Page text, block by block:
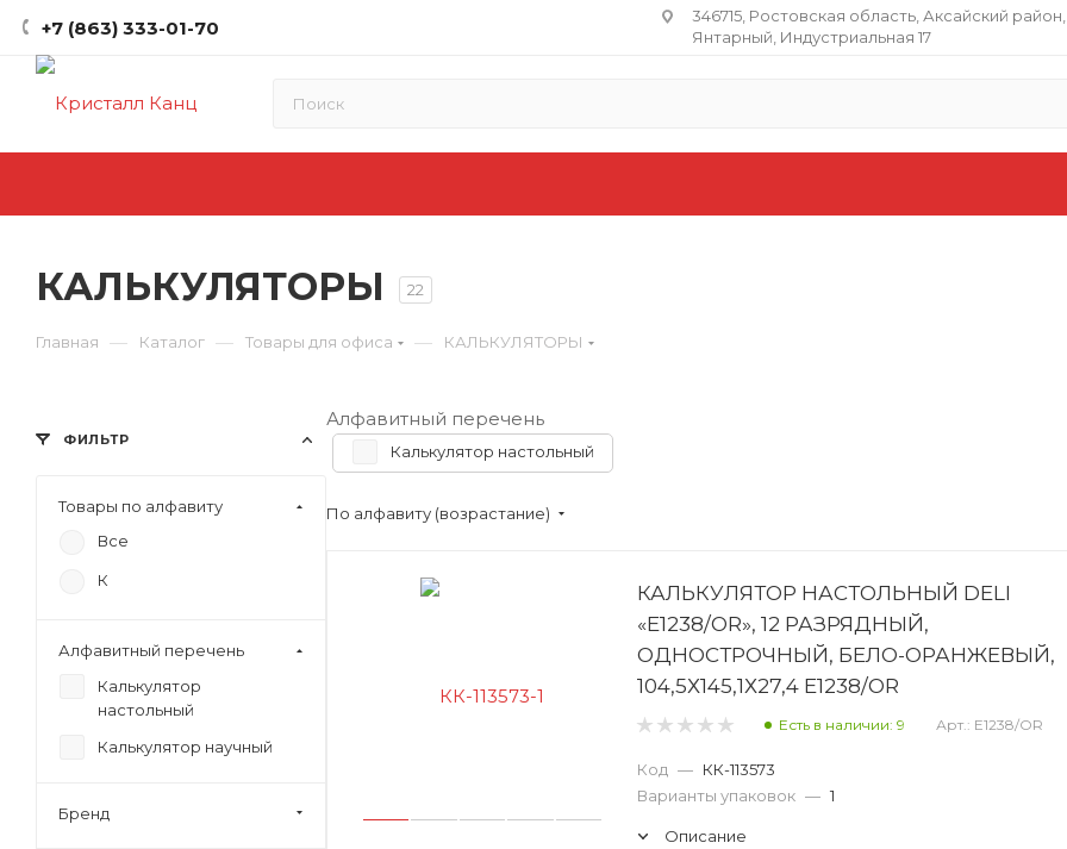
+7 (863) 333-01-70
346715, Ростовская область​, Аксайский
Янтарный, Индустриальная 17
КАЛЬКУЛЯТОРЫ 22
Главная — Каталог — Товары для офиса — КАЛЬКУЛЯТОРЫ
Алфавитный перечень
Калькулятор настольный
По алфавиту (возрастание)
КАЛЬКУЛЯТОР НАСТОЛЬНЫЙ DELI
«E1238/OR», 12 РАЗРЯДНЫЙ,
ОДНОСТРОЧНЫЙ, БЕЛО-ОРАНЖЕВЫЙ,
104,5Х145,1Х27,4 E1238/OR
Есть в наличии: 9 Арт.: E1238/OR
Код — КК-113573
Варианты упаковок — 1
Описание
ФИЛЬТР
Товары по алфавиту
Все
К
Алфавитный перечень
Калькулятор
настольный
Калькулятор научный
Бренд